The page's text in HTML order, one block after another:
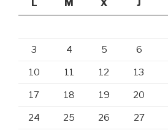
L
M X J
3 4 5 6
10 11 12 13
17 18 19 20
24 25 26 27